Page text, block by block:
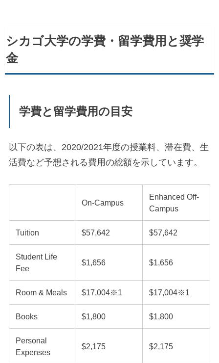
シカゴ大学の学費・留学費用と奨学
金
学費と留学費用の目安
以下の表は、2020/2021年度の授業料、滞在費、生
活費など予想される費用の総額を示しています。
On-Campus
Enhanced Off-
Campus
Tuition $57,642 $57,642
Student Life
Fee
$1,656 $1,656
Room & Meals $17,004※1 $17,004※1
Books $1,800 $1,800
Personal
Expenses
$2,175 $2,175